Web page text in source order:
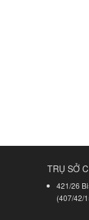
TRỤ SỞ
421/26
(407/42/